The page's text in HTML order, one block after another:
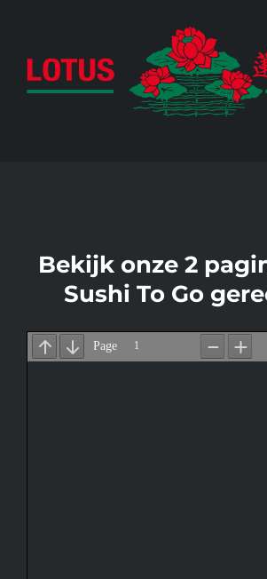
content
Bekijk onze 2
Sushi To Go